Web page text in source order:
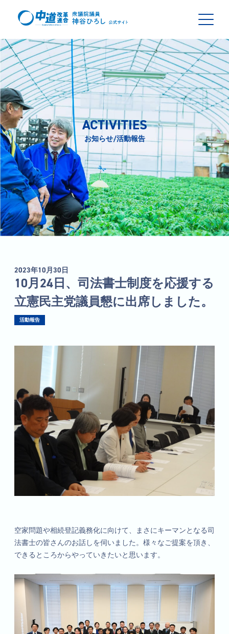
ACTIVITIES
お知らせ/活動報告
2023年10月30日
10月24日、司法書士制度を応援する
立憲民主党議員懇に出席しました。
活動報告
空家問題や相続登記義務化に向けて、まさにキーマンとなる司
法書士の皆さんのお話しを伺いました。様々なご提案を頂き、
できるところからやっていきたいと思います。